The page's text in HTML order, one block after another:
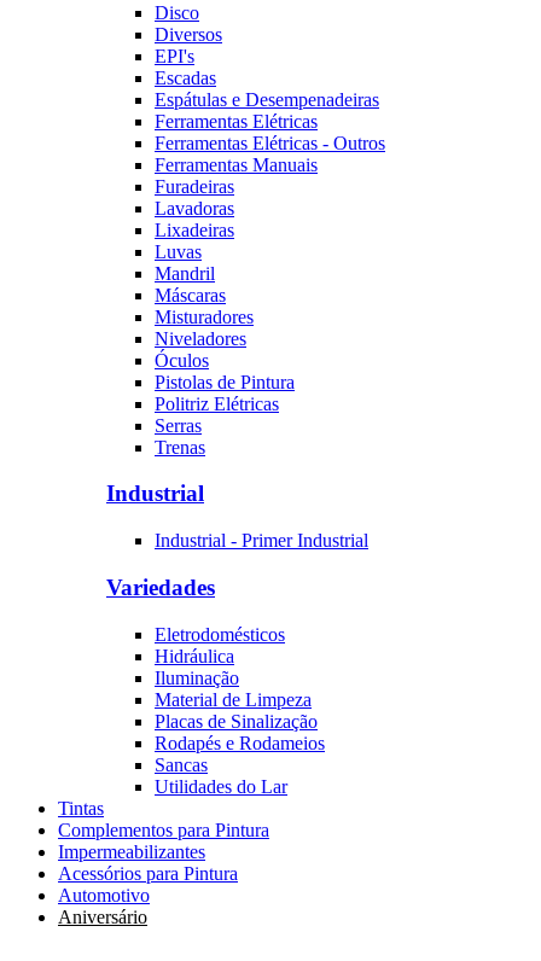
Disco
Diversos
EPI's
Escadas
Espátulas e Desempenadeiras
Ferramentas Elétricas
Ferramentas Elétricas - Outros
Ferramentas Manuais
Furadeiras
Lavadoras
Lixadeiras
Luvas
Mandril
Máscaras
Misturadores
Niveladores
Óculos
Pistolas de Pintura
Politriz Elétricas
Serras
Trenas
Industrial
Industrial - Primer Industrial
Variedades
Eletrodomésticos
Hidráulica
Iluminação
Material de Limpeza
Placas de Sinalização
Rodapés e Rodameios
Sancas
Utilidades do Lar
Tintas
Complementos para Pintura
Impermeabilizantes
Acessórios para Pintura
Automotivo
Aniversário